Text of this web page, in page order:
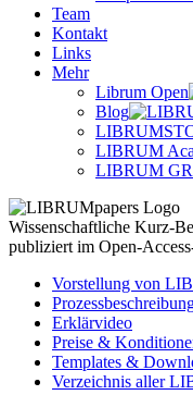
Team
Kontakt
Links
Mehr
Librum Open
Blog
LIBRUM
LIBRUM
Wissenschaftliche Kurz-
publiziert im Open-
Vorstellung von
Erklärvideo
Preise &
Templates &
Verzeichnis aller